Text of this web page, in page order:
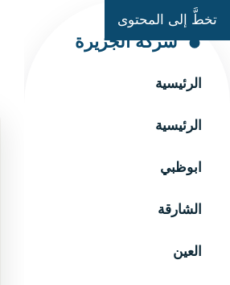
تخطَّ إلى المحتوى
شركة الجزيرة
الرئيسية
الرئيسية
ابوظبي
الشارقة
العين